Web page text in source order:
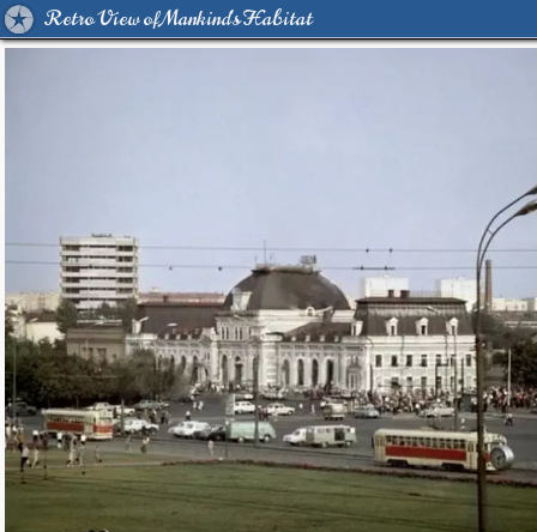
Retro View of Mankind's Habitat